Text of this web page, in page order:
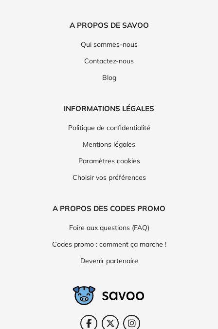
A PROPOS DE SAVOO
Qui sommes-nous
Contactez-nous
Blog
INFORMATIONS LÉGALES
Politique de confidentialité
Mentions légales
Paramètres cookies
Choisir vos préférences
A PROPOS DES CODES PROMO
Foire aux questions (FAQ)
Codes promo : comment ça marche !
Devenir partenaire